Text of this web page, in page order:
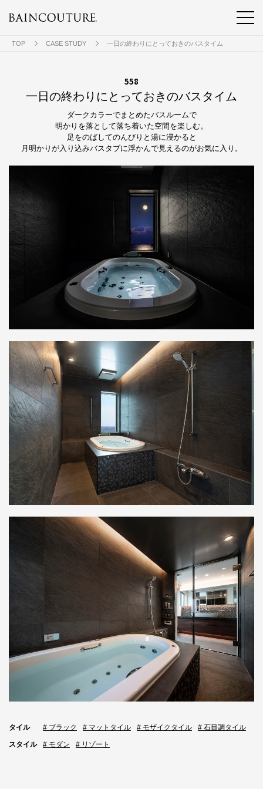
TOP CASE STUDY 一日の終わりにとっておきのバスタイム
558
一日の終わりにとっておきのバスタイム
ダークカラーでまとめたバスルームで
明かりを落として落ち着いた空間を楽しむ。
足をのばしてのんびりと湯に浸かると
月明かりが入り込みバスタブに浮かんで見えるのがお気に入り。
タイル # ブラック # マットタイル # モザイクタイル # 石目調タイル
スタイル # モダン # リゾート